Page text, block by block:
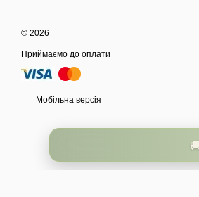
© 2026
Приймаємо до оплати
Мобільна версія